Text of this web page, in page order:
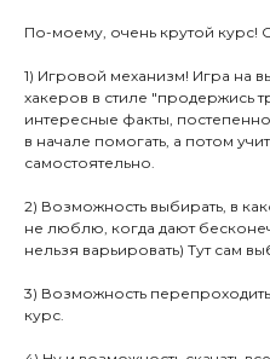
По-моему, очень крутой курс!
1) Игровой механизм! Игра на
хакеров в стиле "продержись
интересные факты,
в начале помогать, а потом
самостоятельно.
2) Возможность выбирать, в
не люблю, когда дают
нельзя варьировать) Тут сам
3) Возможность
курс.